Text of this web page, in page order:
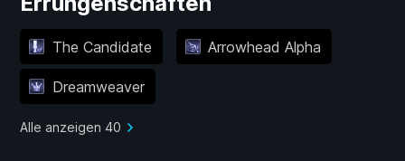
The Candidate Arrowhead Alpha
Dreamweaver
Alle anzeigen 40